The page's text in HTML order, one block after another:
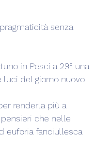
senza
in Pesci a 29° una
del giorno nuovo.
renderla più a
che nelle
euforia fanciullesca